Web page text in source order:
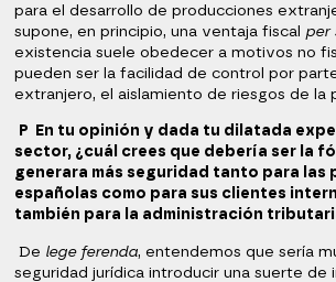
para el desarrollo de producciones
supone, en principio, una ventaja fiscal per
existencia suele obedecer a motivos no
pueden ser la facilidad de control por
extranjero, el aislamiento de riesgos de la
P En tu opinión y dada tu dilatada
sector, ¿cuál crees que debería ser la
generara más seguridad tanto para las
españolas como para sus clientes
también para la administración
De lege ferenda, entendemos que sería
seguridad jurídica introducir una suerte